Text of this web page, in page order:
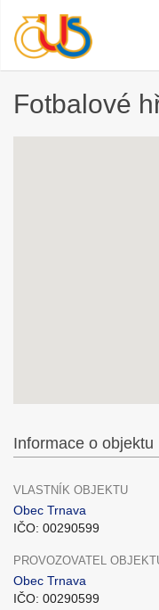
Fotbalové
Informace o objektu
VLASTNÍK OBJEKTU
Obec Trnava
IČO: 00290599
PROVOZOVATEL
Obec Trnava
IČO: 00290599